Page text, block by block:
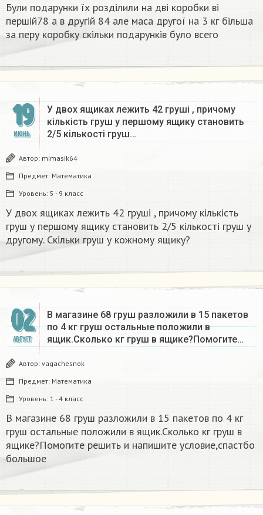
Були подарунки їх розділили на дві коробки ві
першій78 а в другій 84 але маса другої на 3 кг більша
за перу коробку скільки подарунків було всего
19
ИЮНЬ
У двох ящиках лежить 42 груші , причому
кількість груш у першому ящику становить
2/5 кількості груш…
Автор: mimasik64
Предмет: Математика
Уровень: 5 - 9 класс
У двох ящиках лежить 42 груші , причому кількість
груш у першому ящику становить 2/5 кількості груш у
другому. Скільки груш у кожному ящику?
02
АВГУСТ
В магазине 68 груш разложили в 15 пакетов
по 4 кг груш остальные положили в
ящик.Сколько кг груш в ящике?Помогите…
Автор: vagachesnok
Предмет: Математика
Уровень: 1 - 4 класс
В магазине 68 груш разложили в 15 пакетов по 4 кг
груш остальные положили в ящик.Сколько кг груш в
ящике?Помогите решить и напишите условие,спастбо
большое